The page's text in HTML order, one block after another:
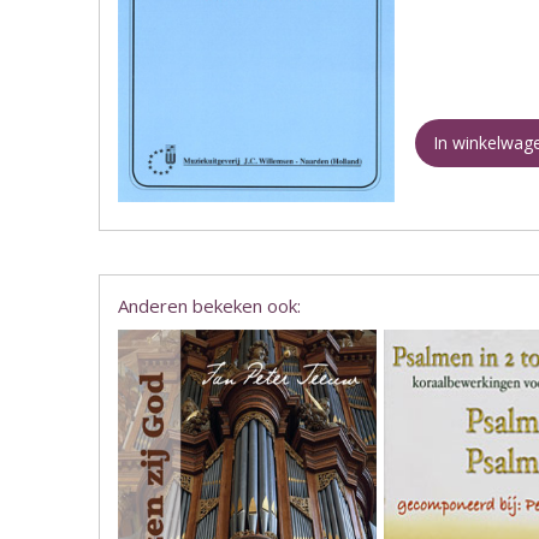
In
Anderen bekeken ook: